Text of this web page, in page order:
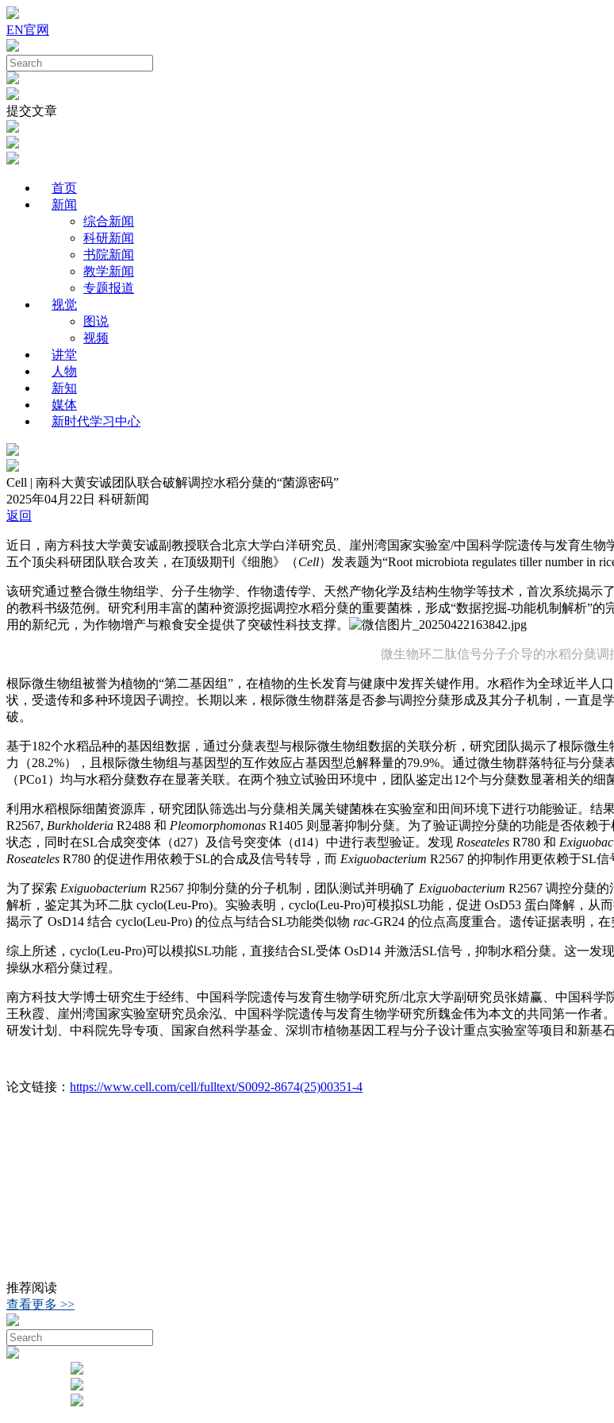
EN官网
提交文章
首页
新闻
综合新闻
科研新闻
书院新闻
教学新闻
专题报道
视觉
图说
视频
讲堂
人物
新知
媒体
新时代学习中心
Cell | 南科大黄安诚团队联合破解调控水稻分蘖的“菌源密码”
2025年04月22日 科研新闻
返回
近日，南方科技大学黄安诚副教授联合北京大学白洋研究员、崖州湾国家实验室/中国科学院遗传与发育生
五个顶尖科研团队联合攻关，在顶级期刊《细胞》（Cell）发表题为“Root microbiota regulates tiller number in
该研究通过整合微生物组学、分子生物学、作物遗传学、天然产物化学及结构生物学等技术，首次系统揭
的教科书级范例。研究利用丰富的菌种资源挖掘调控水稻分蘖的重要菌株，形成“数据挖掘-功能机制解析”
用的新纪元，为作物增产与粮食安全提供了突破性科技支撑。
微生物环二肽信号分子介导的水稻分蘖调
根际微生物组被誉为植物的“第二基因组”，在植物的生长发育与健康中发挥关键作用。水稻作为全球近半
状，受遗传和多种环境因子调控。长期以来，根际微生物群落是否参与调控分蘖形成及其分子机制，一直
破。
基于182个水稻品种的基因组数据，通过分蘖表型与根际微生物组数据的关联分析，研究团队揭示了根际微
力（28.2%），且根际微生物组与基因型的互作效应占基因型总解释量的79.9%。通过微生物群落特征与分蘖
（PCo1）均与水稻分蘖数存在显著关联。在两个独立试验田环境中，团队鉴定出12个与分蘖数显著相关的细
利用水稻根际细菌资源库，研究团队筛选出与分蘖相关属关键菌株在实验室和田间环境下进行功能验证。结果
R2567, Burkholderia R2488 和 Pleomorphomonas R1405 则显著抑制分蘖。为了验证调控分蘖的功能是否依赖
状态，同时在SL合成突变体（d27）及信号突变体（d14）中进行表型验证。发现 Roseateles R780 和
Roseateles R780 的促进作用依赖于SL的合成及信号转导，而 Exiguobacterium R2567 的抑制作用更依赖于SL信
为了探索 Exiguobacterium R2567 抑制分蘖的分子机制，团队测试并明确了 Exiguobacterium R2567 调控分蘖
解析，鉴定其为环二肽 cyclo(Leu-Pro)。实验表明，cyclo(Leu-Pro)可模拟SL功能，促进 OsD53 蛋白降解，
揭示了 OsD14 结合 cyclo(Leu-Pro) 的位点与结合SL功能类似物 rac-GR24 的位点高度重合。遗传证据表明，
综上所述，cyclo(Leu-Pro)可以模拟SL功能，直接结合SL受体 OsD14 并激活SL信号，抑制水稻分蘖。这一
操纵水稻分蘖过程。
南方科技大学博士研究生于经纬、中国科学院遗传与发育生物学研究所/北京大学副研究员张婧赢、中国科
王秋霞、崖州湾国家实验室研究员余泓、中国科学院遗传与发育生物学研究所魏金伟为本文的共同第一作
研发计划、中科院先导专项、国家自然科学基金、深圳市植物基因工程与分子设计重点实验室等项目和新基
论文链接： https://www.cell.com/cell/fulltext/S0092-8674(25)00351-4
推荐阅读
查看更多 >>